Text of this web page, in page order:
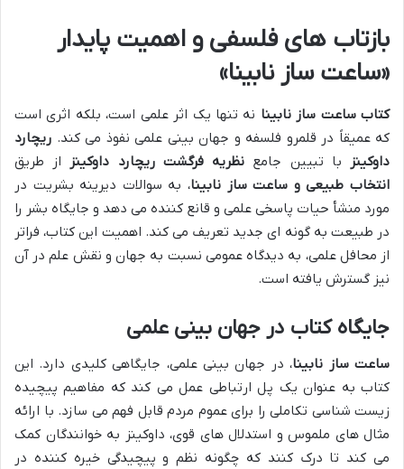
بازتاب های فلسفی و اهمیت پایدار
«ساعت ساز نابینا»
کتاب ساعت ساز نابینا نه تنها یک اثر علمی است، بلکه اثری است
که عمیقاً در قلمرو فلسفه و جهان بینی علمی نفوذ می کند. ریچارد
داوکینز
با تبیین جامع نظریه فرگشت ریچارد داوکینز
از طریق
انتخاب طبیعی و ساعت ساز نابینا، به سوالات دیرینه بشریت در
مورد منشأ حیات پاسخی علمی و قانع کننده می دهد و جایگاه بشر را
در طبیعت به گونه ای جدید تعریف می کند. اهمیت این کتاب، فراتر
از محافل علمی، به دیدگاه عمومی نسبت به جهان و نقش علم در آن
نیز گسترش یافته است.
جایگاه کتاب در جهان بینی علمی
ساعت ساز نابینا، در جهان بینی علمی، جایگاهی کلیدی دارد. این
کتاب به عنوان یک پل ارتباطی عمل می کند که مفاهیم پیچیده
زیست شناسی تکاملی را برای عموم مردم قابل فهم می سازد. با ارائه
مثال های ملموس و استدلال های قوی، داوکینز به خوانندگان کمک
می کند تا درک کنند که چگونه نظم و پیچیدگی خیره کننده در